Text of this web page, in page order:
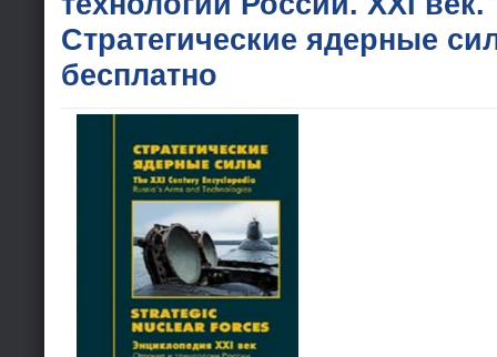
Стратегические ядерные
бесплатно